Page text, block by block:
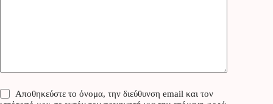
Αποθηκεύστε το όνομα, την διεύθυνση email και τον